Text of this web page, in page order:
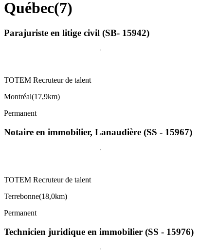
Québec(7)
Parajuriste en litige civil (SB- 15942)
TOTEM Recruteur de talent
Montréal(17,9km)
Permanent
Notaire en immobilier, Lanaudière (SS - 15967)
TOTEM Recruteur de talent
Terrebonne(18,0km)
Permanent
Technicien juridique en immobilier (SS - 15976)